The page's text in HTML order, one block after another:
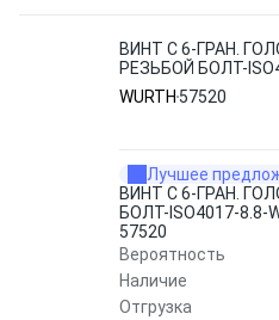
ВИНТ С 6-ГРАН.
РЕЗЬБОЙ БОЛТ-
М5X20 WURTH 57520
WURTH 57520
Лучшее
ВИНТ С 6-ГРАН.
БОЛТ-ISO4017-8.8-
57520
Вероятность
Наличие
Отгрузка